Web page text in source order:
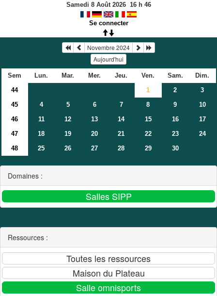
Samedi 8 Août 2026 16h 46
Se connecter
Novembre 2024
Aujourd'hui
Sem Lun. Mar. Mer. Jeu. Ven. Sam.
Dim.
44
1 2
3
45
4 5 6 7 8 9
10
46
11 12 13 14 15 16
17
47
18 19 20 21 22 23
24
48
25 26 27 28 29 30
Domaines :
Ressources :